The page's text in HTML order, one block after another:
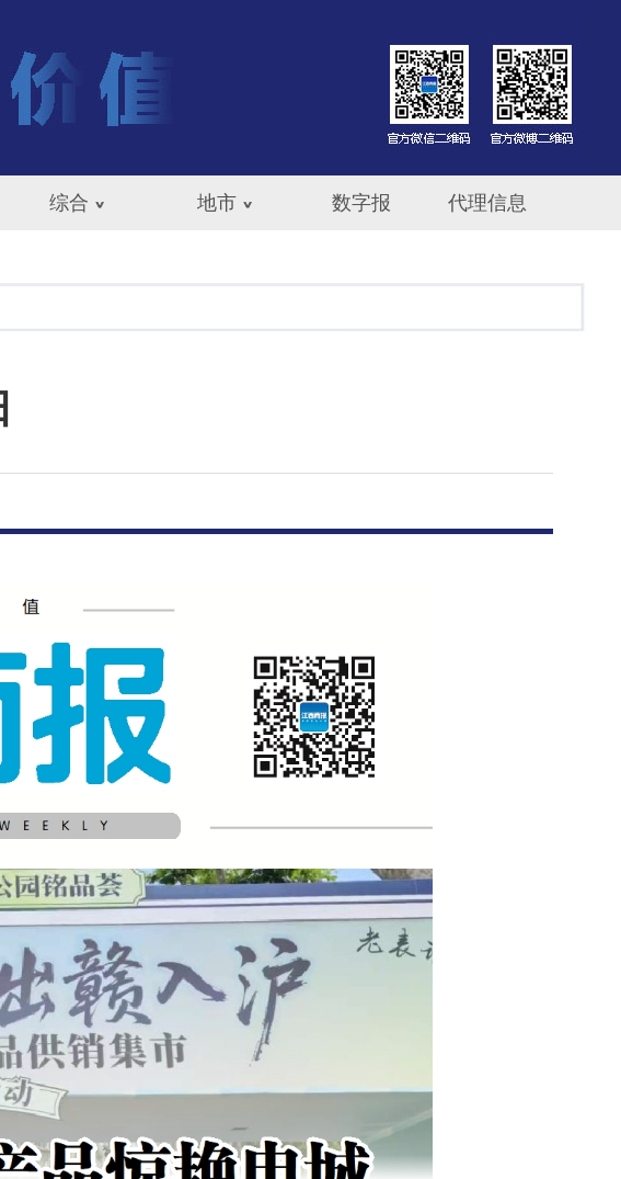
综合 地市 数字报 代理信息